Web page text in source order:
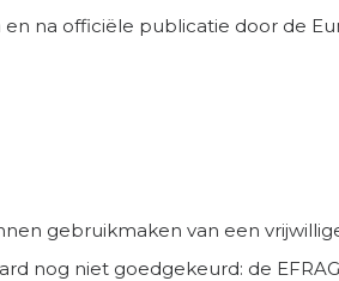
na officiële publicatie door de
gebruikmaken van een
nog niet goedgekeurd: de